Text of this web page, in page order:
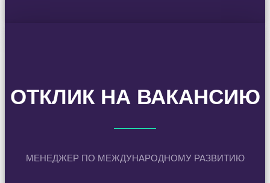
ОТКЛИК НА ВАКАНСИЮ
МЕНЕДЖЕР ПО МЕЖДУНАРОДНОМУ РАЗВИТИЮ